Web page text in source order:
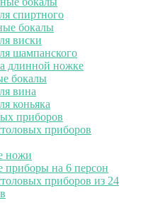
спиртного
бокалы
виски
шампанского
длинной ножке
бокалы
вина
коньяка
приборов
приборов
ножи
приборы на 6 персон
приборов из 24